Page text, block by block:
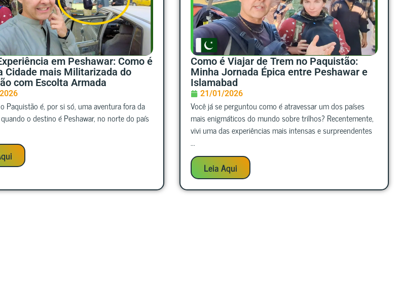
em Peshawar: Como é
Cidade mais Militarizada do
com Escolta Armada
Paquistão é, por si só, uma aventura fora da
o destino é Peshawar, no norte do país
Como é Viajar de Trem no Paquistão:
Minha Jornada Épica entre Peshawar e
Islamabad
21/01/2026
Você já se perguntou como é atravessar um dos países
mais enigmáticos do mundo sobre trilhos? Recentemente,
vivi uma das experiências mais intensas e surpreendentes
...
Leia Aqui